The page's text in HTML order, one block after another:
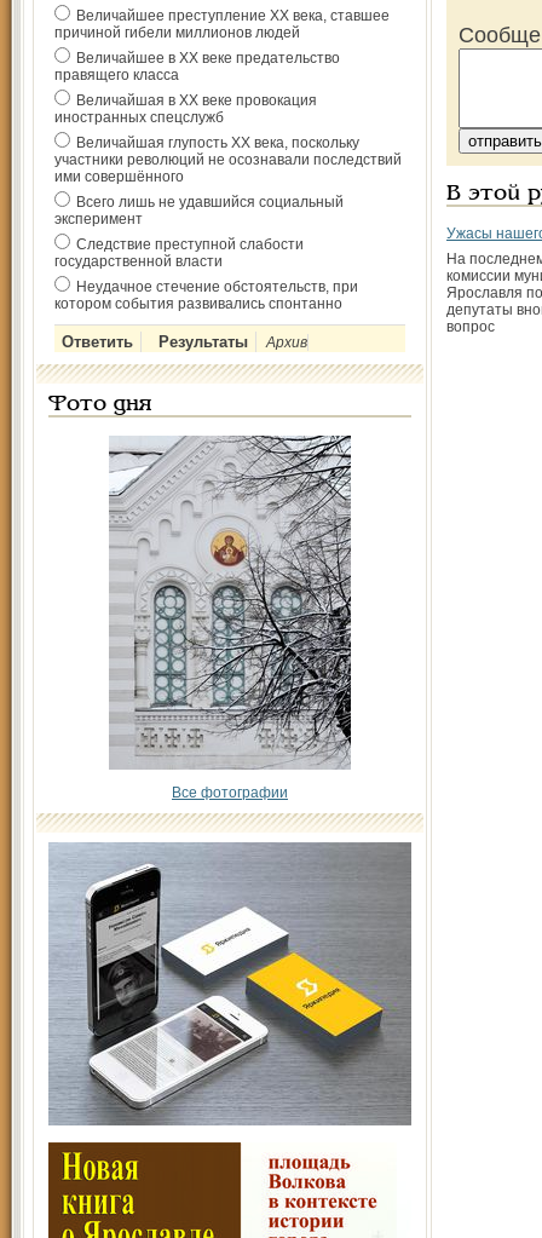
Величайшее преступление ХХ века, ставшее
причиной гибели миллионов людей
Величайшее в ХХ веке предательство
правящего класса
Величайшая в ХХ веке провокация
иностранных спецслужб
Величайшая глупость ХХ века, поскольку
участники революций не осознавали последствий
ими совершённого
Всего лишь не удавшийся социальный
эксперимент
Следствие преступной слабости
государственной власти
Неудачное стечение обстоятельств, при
котором события развивались спонтанно
Архив
Фото дня
Все фотографии
В этой
Ужасы
На
комиссии
Ярославля
депутаты
вопрос